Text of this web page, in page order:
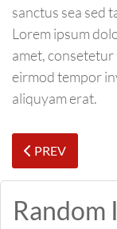
sanctus sea sed
Lorem ipsum
amet,
eirmod tempor
aliquyam erat.
PREVIOUS
PREV
Random